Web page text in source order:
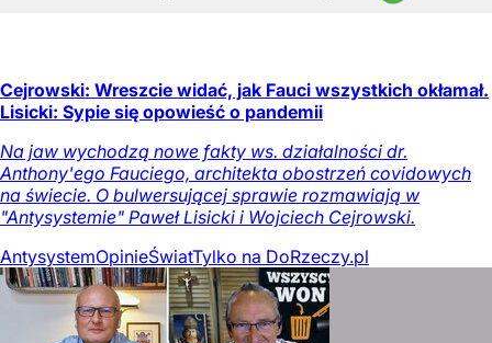
Cejrowski: Wreszcie widać, jak Fauci wszystkich okłamał.
Lisicki: Sypie się opowieść o pandemii
Na jaw wychodzą nowe fakty ws. działalności dr.
Anthony'ego Fauciego, architekta obostrzeń covidowych
na świecie. O bulwersującej sprawie rozmawiają w
"Antysystemie" Paweł Lisicki i Wojciech Cejrowski.
AntysystemOpinieŚwiatTylko na DoRzeczy.pl